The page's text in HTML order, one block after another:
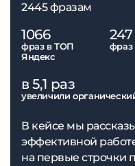
2445 фразам
1066
фраз в ТОП
Яндекс
247
фраз
в 5,1 раз
увеличили
В кейсе мы
эффективной
на первые строчки